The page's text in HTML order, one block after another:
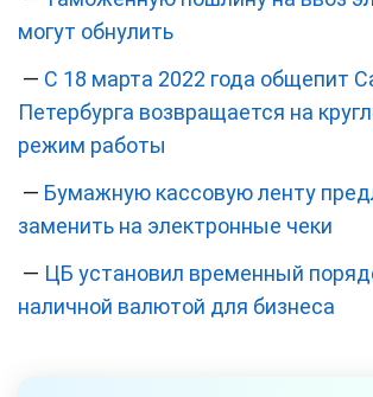
могут обнулить
— С 18 марта 2022 года общепит
Петербурга возвращается на
режим работы
— Бумажную кассовую ленту
заменить на электронные чеки
— ЦБ установил временный
наличной валютой для бизнеса